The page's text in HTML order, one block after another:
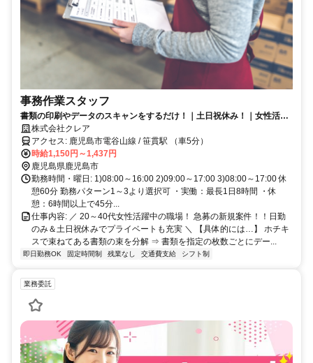
事務作業スタッフ
書類の印刷やデータのスキャンをするだけ！｜土日祝休み！｜女性活躍
中！株式会社クレア
アクセス: 鹿児島市電谷山線 / 笹貫駅 （車5分）
時給1,150円～1,437円
鹿児島県鹿児島市
勤務時間・曜日: 1)08:00～16:00 2)09:00～17:00 3)08:00～17:00 休
憩60分 勤務パターン1～3より選択可 ・実働：最長1日8時間 ・休
憩：6時間以上で45分...
仕事内容: ／ 20～40代女性活躍中の職場！ 急募の新規案件！！日勤
のみ＆土日祝休みでプライベートも充実 ＼ 【具体的には…】 ホチキ
スで束ねてある書類の束を分解 ⇒ 書類を指定の枚数ごとにデー...
即日勤務OK 固定時間制 残業なし 交通費支給 シフト制
業務委託